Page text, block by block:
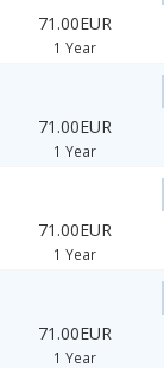
71.00EUR
1 Year
71.00EUR
1 Year
71.00EUR
1 Year
71.00EUR
1 Year